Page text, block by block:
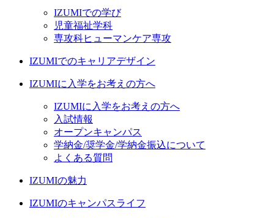
IZUMIでの学び
児童福祉学科
専攻科ヒューマンケア専攻
IZUMIでのキャリアデザイン
IZUMIに入学をお考えの方へ
IZUMIに入学をお考えの方へ
入試情報
オープンキャンパス
学納金/奨学金/学納金振込について
よくある質問
IZUMIの魅力
IZUMIのキャンパスライフ